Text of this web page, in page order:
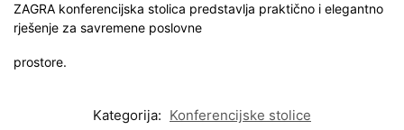
ZAGRA konferencijska stolica predstavlja praktično i elegantno
rješenje za savremene poslovne
prostore.
Kategorija: Konferencijske stolice